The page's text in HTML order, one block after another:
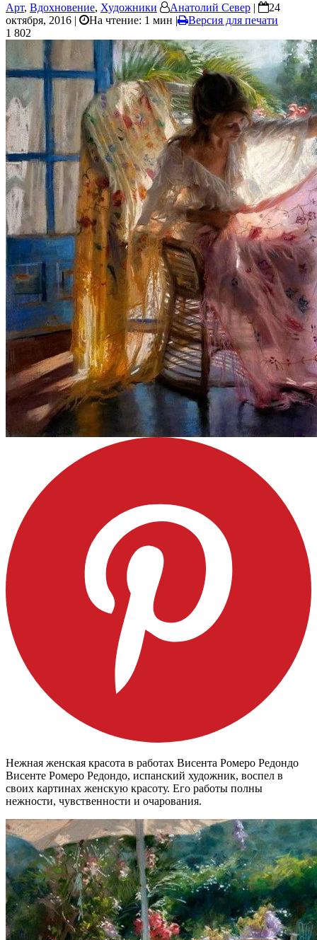
Арт, Вдохновение, Художники Анатолий Север |
24
октября, 2016 |
На чтение: 1 мин |
Версия для печати
1 802
Нежная женская красота в работах Висента Ромеро Редондо
Висенте Ромеро Редондо, испанский художник, воспел в
своих картинах женскую красоту. Его работы полны
нежности, чувственности и очарования.